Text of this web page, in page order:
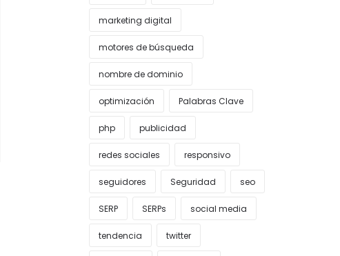
marketing digital
motores de búsqueda
nombre de dominio
optimización Palabras Clave
php publicidad
redes sociales responsivo
seguidores Seguridad seo
SERP SERPs social media
tendencia twitter